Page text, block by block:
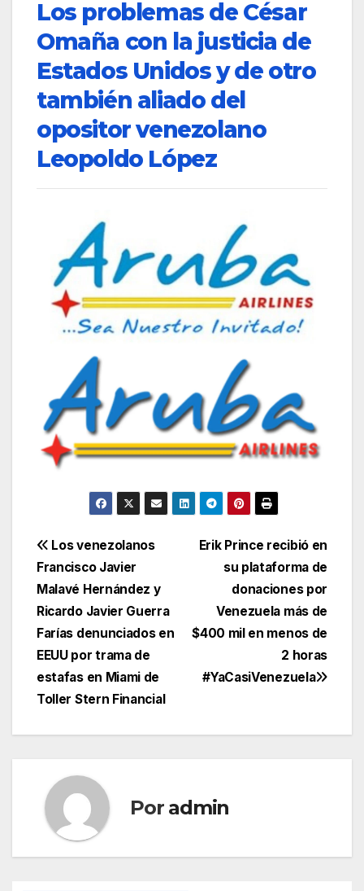
Los problemas de César
Omaña con la justicia de
Estados Unidos y de otro
también aliado del
opositor venezolano
Leopoldo López
Navegación
de
entradas
Erik Prince recibió en
su plataforma de
donaciones por
Venezuela más de
$400 mil en menos de
2 horas
#YaCasiVenezuela
Los venezolanos
Francisco Javier
Malavé Hernández y
Ricardo Javier Guerra
Farías denunciados en
EEUU por trama de
estafas en Miami de
Toller Stern Financial
Por admin